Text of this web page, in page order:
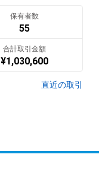
保有者数
55
合計取引金額
¥1,030,600
直近の取引